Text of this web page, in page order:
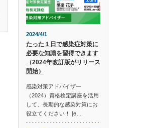
2024/4/1
たった１日で感染症対策に
必要な知識を習得できます
（2024年改訂版がリリース
開始）
感染対策アドバイザー
（2024）資格検定講座を活用
して、長期的な感染対策にお
役立てください！ [e…